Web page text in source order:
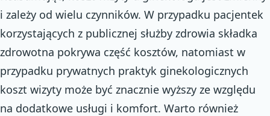
i zależy od wielu czynników. W przypadku pacjentek
korzystających z publicznej służby zdrowia składka
zdrowotna pokrywa część kosztów, natomiast w
przypadku prywatnych praktyk ginekologicznych
koszt wizyty może być znacznie wyższy ze względu
na dodatkowe usługi i komfort. Warto również